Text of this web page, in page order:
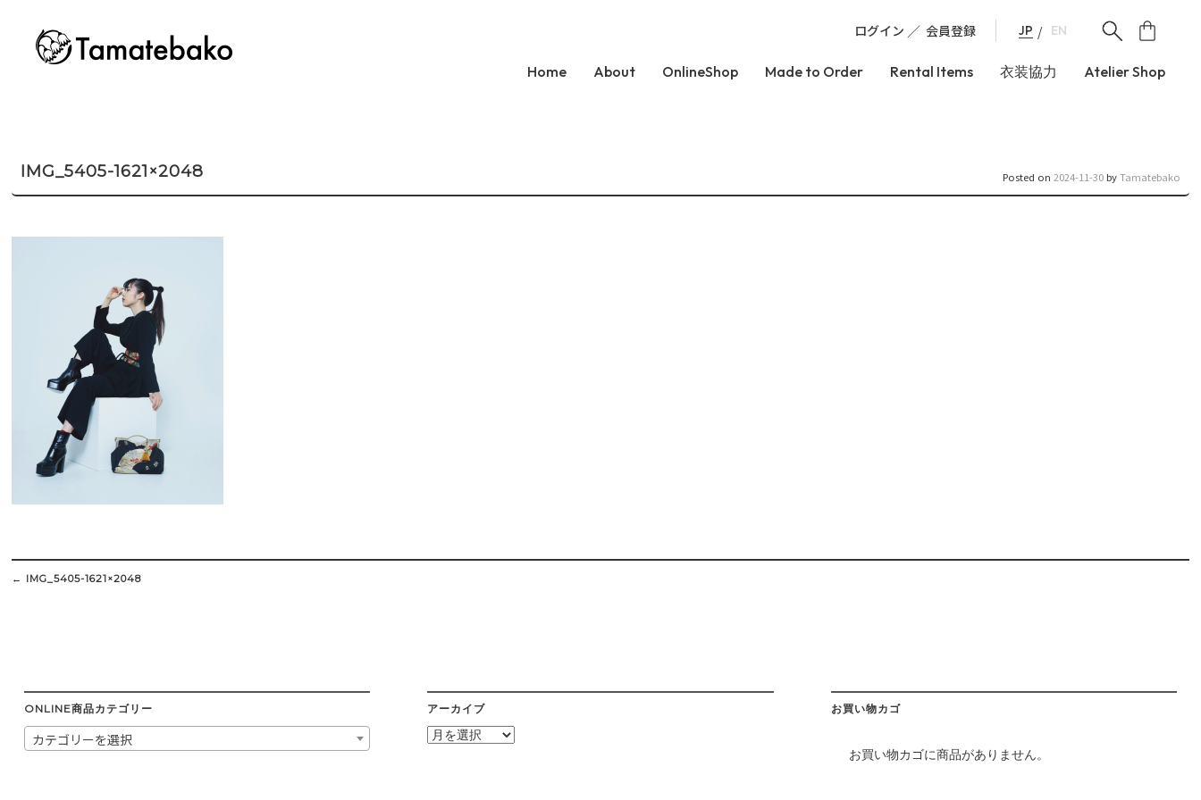
ログイン 会員登録 JP EN
Home About OnlineShop Made to Order Rental Items 衣装協力 Atelier Shop
IMG_5405-1621×2048 Posted on 2024-11-30byTamatebako
Post
navigation
← IMG_5405-1621×2048
ONLINE商品カテゴリー
カテゴリーを選択
アーカイブ
ア
ー
お買い物カゴ
お買い物カゴに商品がありません。